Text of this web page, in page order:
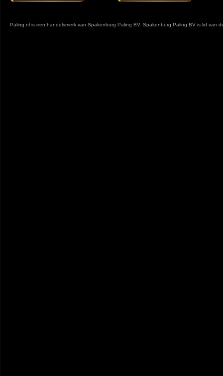
Paling.nl is een handelsmerk van Spakenburg Paling BV. Spakenburg Paling BV is lid van